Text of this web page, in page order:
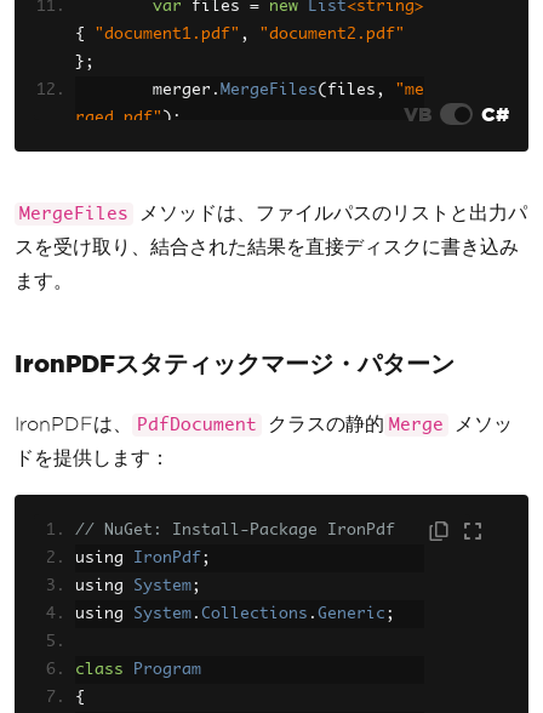
var files = new List<string>
{
"document1.pdf" ,
"document2.pdf"
};
        merger
. MergeFiles( files ,
"me
rged.pdf" );
VB C#
MergeFiles
メソッドは、ファイルパスのリストと出力パ
スを受け取り、結合された結果を直接ディスクに書き込み
ます。
IronPDFスタティックマージ・パターン
IronPDFは、 PdfDocument クラスの静的 Merge
メソッ
ドを提供します：
// NuGet: Install-Package IronPdf
using IronPdf ;
using System;
using System . Collections . Generic ;
class
Program
{